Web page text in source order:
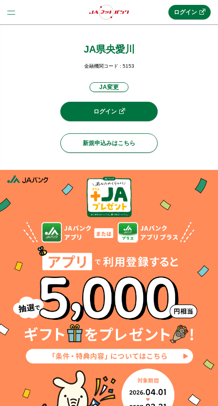
法人のお客様はこちら
新規申込み
JAネットバンクトップ
機能・サービス
セキュリティ
困った時は
ログイン
JA県央愛川
金融機関コード : 5153
JA変更
ログイン
新規申込みはこちら